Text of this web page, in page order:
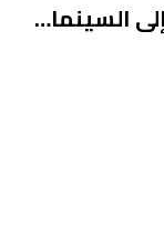
السينما…